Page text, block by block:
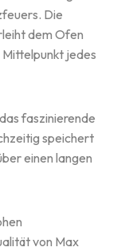
Die
dem Ofen
Mittelpunkt jedes
faszinierende
speichert
einen langen
von Max